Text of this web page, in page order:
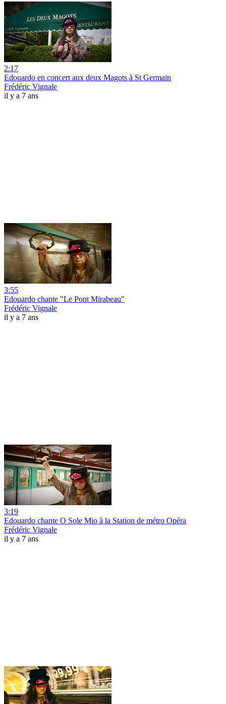
2:17
Edouardo en concert aux deux Magots à St Germain
Frédéric Vignale
il y a 7 ans
3:55
Edouardo chante "Le Pont Mirabeau"
Frédéric Vignale
il y a 7 ans
3:19
Edouardo chante O Sole Mio à la Station de métro Opéra
Frédéric Vignale
il y a 7 ans